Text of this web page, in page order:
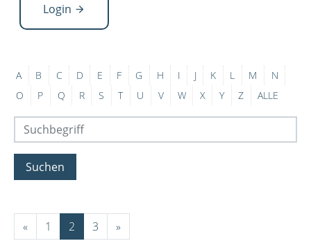
Login
A B C D E F G H I J K L M
N
O
P Q R S T U V W X Y Z ALLE
Suchen
« 1 2 3 »